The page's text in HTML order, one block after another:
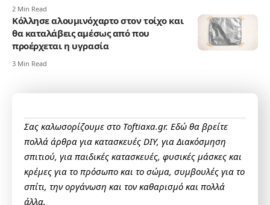
2 Min Read
Κόλλησε αλουμινόχαρτο στον τοίχο και
θα καταλάβεις αμέσως από που
προέρχεται η υγρασία
3 Min Read
Σας καλωσορίζουμε στο Toftiaxa.gr. Εδώ θα βρείτε
πολλά άρθρα για κατασκευές DIY, για Διακόσμηση
σπιτιού, για παιδικές κατασκευές, φυσικές μάσκες και
κρέμες για το πρόσωπο και το σώμα, συμβουλές για το
σπίτι, την οργάνωση και τον καθαρισμό και πολλά
άλλα.